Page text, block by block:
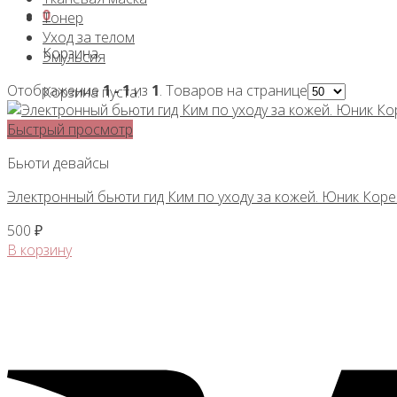
0
Корзина
Корзина пуста.
Тонер
Уход за телом
Эмульсия
Отображение 1 - 1из 1. Товаров на странице
Быстрый просмотр
Бьюти девайсы
Электронный бьюти гид Ким по уходу за кожей. Юник
500 ₽
В корзину